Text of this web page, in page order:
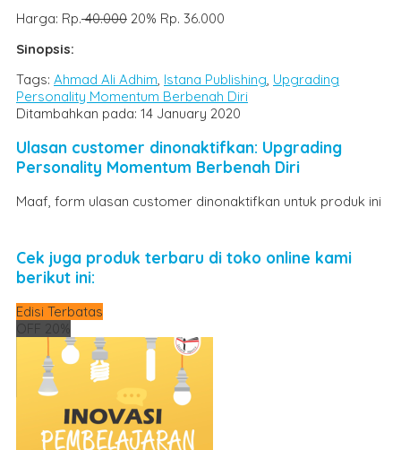
Harga: Rp.40.000 20% Rp. 36.000
Sinopsis:
Tags: Ahmad Ali Adhim Istana Publishing Upgrading
Personality Momentum Berbenah Diri
Ditambahkan pada: 14 January 2020
Ulasan customer dinonaktifkan: Upgrading
Personality Momentum Berbenah Diri
Maaf, form ulasan customer dinonaktifkan untuk produk ini
Cek juga produk terbaru di toko online kami
berikut ini:
Edisi Terbatas
OFF 20%